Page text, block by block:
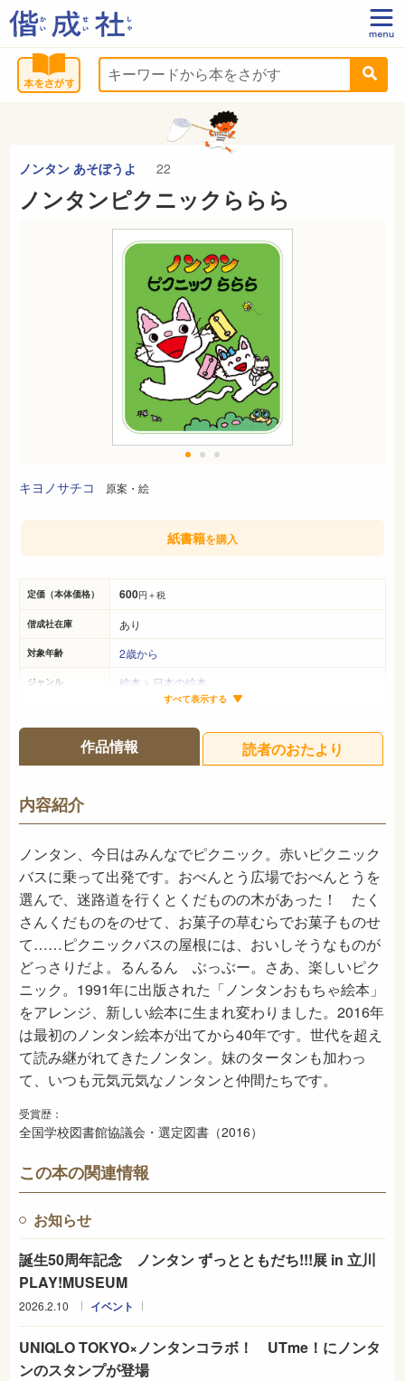
ノンタン あそぼうよ 22
ノンタンピクニックららら
キヨノサチコ 原案・絵
定価（本体価格） 600円＋税
偕成社在庫 あり
対象年齢 2歳から
ジャンル 絵本 > 日本の絵本
24ページ
ISBN 978-4-03-217420-5
NDC
発売日 2016年9月
すべて表示する
紙書籍を購入
作品情報 読者のおたより
内容紹介
ノンタン、今日はみんなでピクニック。赤いピクニック
バスに乗って出発です。おべんとう広場でおべんとうを
選んで、迷路道を行くとくだものの木があった！ たく
さんくだものをのせて、お菓子の草むらでお菓子ものせ
て……ピクニックバスの屋根には、おいしそうなものが
どっさりだよ。るんるん ぶっぶー。さあ、楽しいピク
ニック。1991年に出版された「ノンタンおもちゃ絵本」
をアレンジ、新しい絵本に生まれ変わりました。2016年
は最初のノンタン絵本が出てから40年です。世代を超え
て読み継がれてきたノンタン。妹のタータンも加わっ
て、いつも元気元気なノンタンと仲間たちです。
受賞歴：
全国学校図書館協議会・選定図書（2016）
この本の関連情報
お知らせ
誕生50周年記念 ノンタン ずっとともだち!!!展 in 立川
PLAY!MUSEUM
2026.2.10 イベント
UNIQLO TOKYO×ノンタンコラボ！ UTme！にノンタ
ンのスタンプが登場